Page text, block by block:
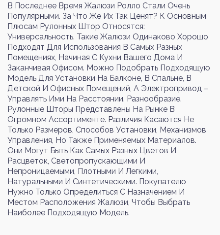
В Последнее Время Жалюзи Ролло Стали Очень
Популярными. За Что Же Их Так Ценят? К Основным
Плюсам Рулонных Штор Относятся:
Универсальность. Такие Жалюзи Одинаково Хорошо
Подходят Для Использования В Самых Разных
Помещениях, Начиная С Кухни Вашего Дома И
Заканчивая Офисом. Можно Подобрать Подходящую
Модель Для Установки На Балконе, В Спальне, В
Детской И Офисных Помещений, А Электропривод –
Управлять Ими На Расстоянии. Разнообразие.
Рулонные Шторы Представлены На Рынке В
Огромном Ассортименте. Различия Касаются Не
Только Размеров, Способов Установки, Механизмов
Управления, Но Также Применяемых Материалов.
Они Могут Быть Как Самых Разных Цветов И
Расцветок, Светопропускающими И
Непроницаемыми, Плотными И Легкими,
Натуральными И Синтетическими. Покупателю
Нужно Только Определиться С Назначением И
Местом Расположения Жалюзи, Чтобы Выбрать
Наиболее Подходящую Модель.
Войти Регистрация
Номер телефона или почта
Пароль
Войти